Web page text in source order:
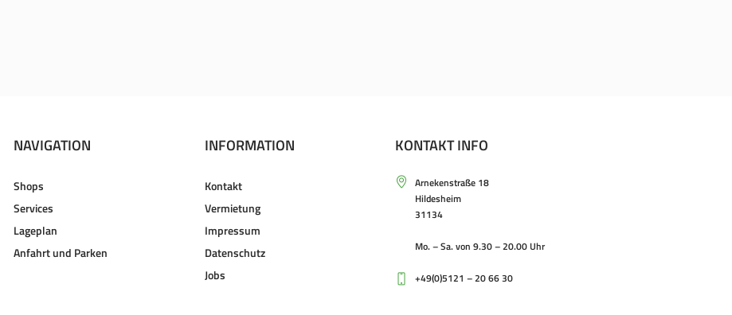
NAVIGATION
Shops
Services
Lageplan
Anfahrt und Parken
INFORMATION
Kontakt
Vermietung
Impressum
Datenschutz
Jobs
KONTAKT INFO
Arnekenstraße 18
Hildesheim
31134
Mo. – Sa. von 9.30 – 20.00 Uhr
+49(0)5121 – 20 66 30